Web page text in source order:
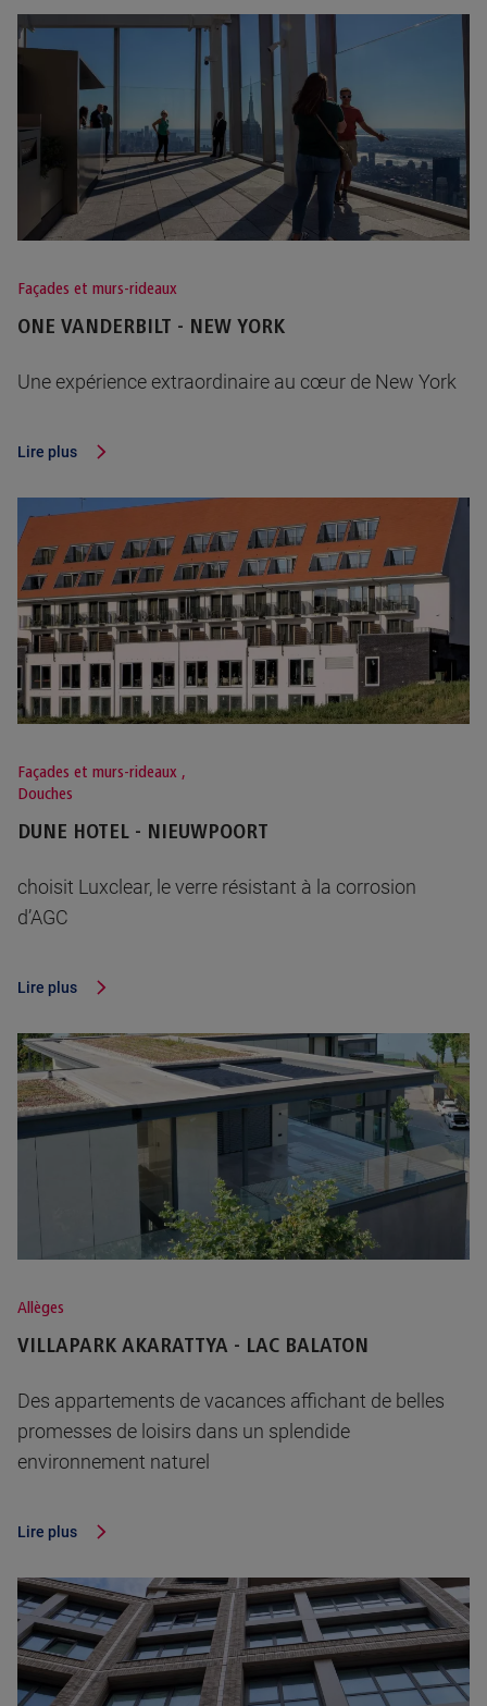
Façades et murs-rideaux
ONE VANDERBILT - NEW YORK
Une expérience extraordinaire au cœur de New York
Lire plus
Façades et murs-rideaux ,
Douches
DUNE HOTEL - NIEUWPOORT
choisit Luxclear, le verre résistant à la corrosion
d’AGC
Lire plus
Allèges
VILLAPARK AKARATTYA - LAC BALATON
Des appartements de vacances affichant de belles
promesses de loisirs dans un splendide
environnement naturel
Lire plus